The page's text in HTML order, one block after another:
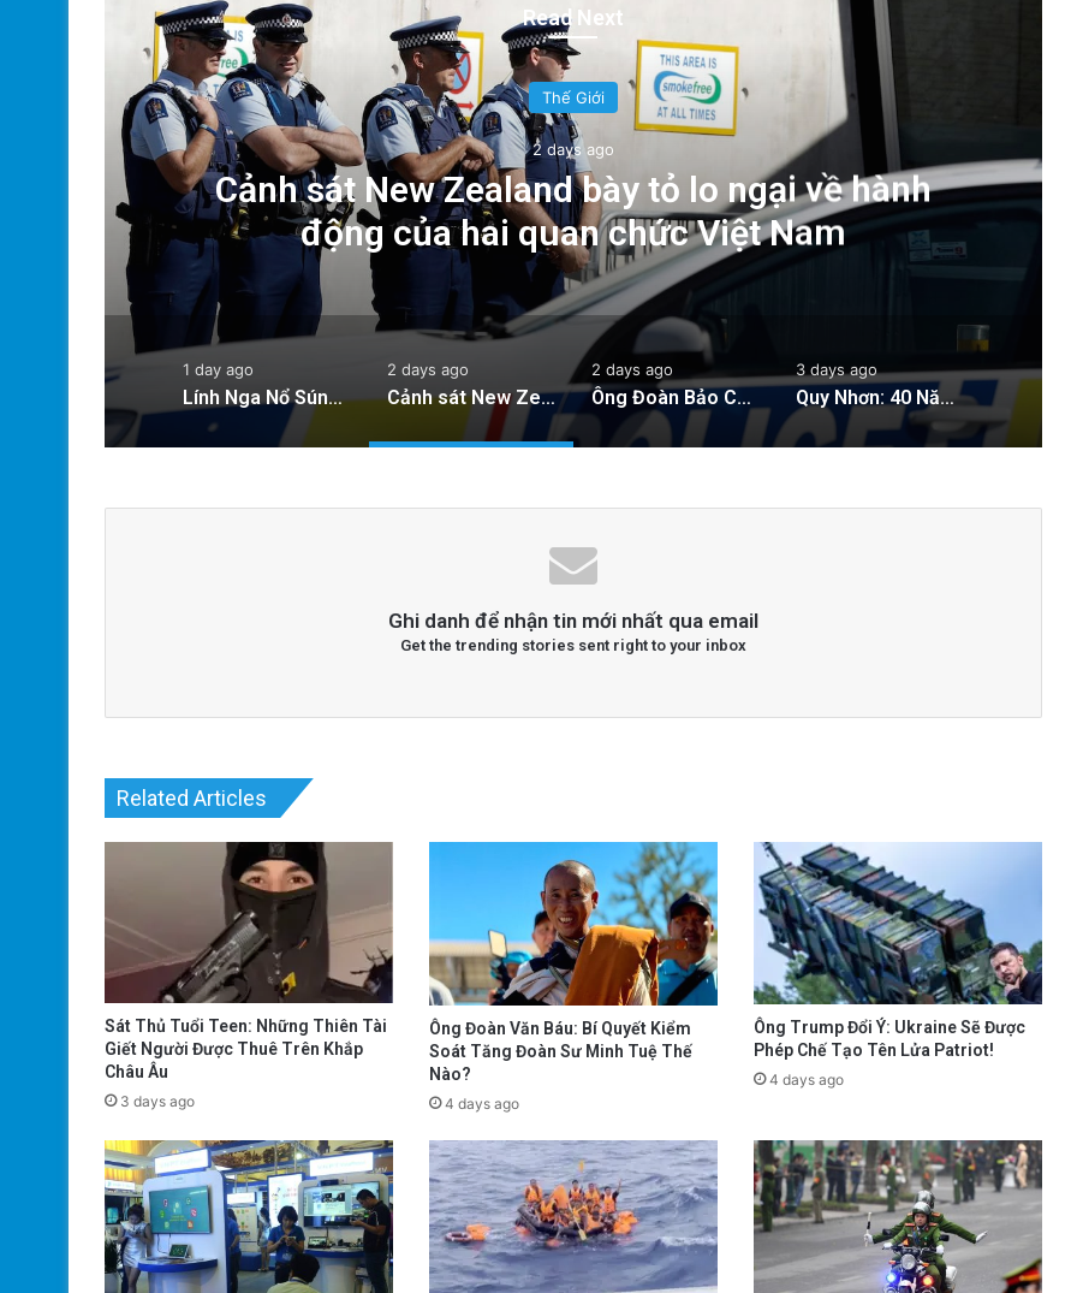
Read Next
Thế Giới
2 days ago
Cảnh sát New Zealand bày tỏ lo ngại về hành
động của hai quan chức Việt Nam
1 day ago
Lính Nga Nổ Súng Giết Đồng Đội và Tấn Công Dân Thường Tại Crimea
2 days ago
Cảnh sát New Zealand bày tỏ lo ngại về hành động của hai quan chức Việt Nam
2 days ago
Ông Đoàn Bảo Châu Tuyên Bố Tự Bào Chữa Sau Án 7 Năm Tù Vắng Mặt Vì ‘Tuyên Truyền Chống Nhà Nước’
3 days ago
Quy Nhơn: 40 Năm Khai Thác Đất Vẫn Bị Xem Là Hoang Phế
Ghi danh để nhận tin mới nhất qua email
Get the trending stories sent right to your inbox
Related Articles
Sát Thủ Tuổi Teen: Những Thiên Tài
Giết Người Được Thuê Trên Khắp
Châu Âu
3 days ago
Ông Đoàn Văn Báu: Bí Quyết Kiểm
Soát Tăng Đoàn Sư Minh Tuệ Thế
Nào?
4 days ago
Ông Trump Đổi Ý: Ukraine Sẽ Được
Phép Chế Tạo Tên Lửa Patriot!
4 days ago